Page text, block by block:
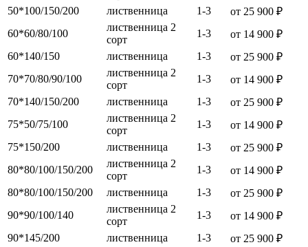
50*100/150/200
лиственница 1-3
от 25 900 ₽
60*60/80/100
лиственница 2
сорт
1-3
от 14 900 ₽
60*140/150
лиственница 1-3
от 25 900 ₽
70*70/80/90/100
лиственница 2
сорт
1-3
от 14 900 ₽
70*140/150/200
лиственница 1-3
от 25 900 ₽
75*50/75/100
лиственница 2
сорт
1-3
от 14 900 ₽
75*150/200
лиственница 1-3
от 25 900 ₽
80*80/100/150/200
лиственница 2
сорт
1-3
от 14 900 ₽
80*80/100/150/200
лиственница 1-3
от 25 900 ₽
90*90/100/140
лиственница 2
сорт
1-3
от 14 900 ₽
90*145/200
лиственница 1-3
от 25 900 ₽